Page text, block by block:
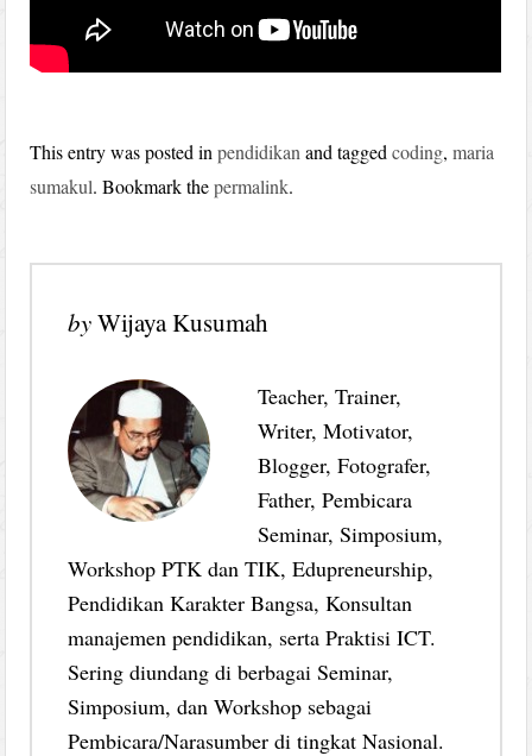
This entry was posted inpendidikan and taggedcoding,maria
sumakul. Bookmark thepermalink.
byWijaya Kusumah
Teacher, Trainer,
Writer, Motivator,
Blogger, Fotografer,
Father, Pembicara
Seminar, Simposium,
Workshop PTK dan TIK, Edupreneurship,
Pendidikan Karakter Bangsa, Konsultan
manajemen pendidikan, serta Praktisi ICT.
Sering diundang di berbagai Seminar,
Simposium, dan Workshop sebagai
Pembicara/Narasumber di tingkat Nasional.